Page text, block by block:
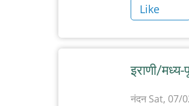
Like
इराणी/मध्य-
नंदन Sat, 07/